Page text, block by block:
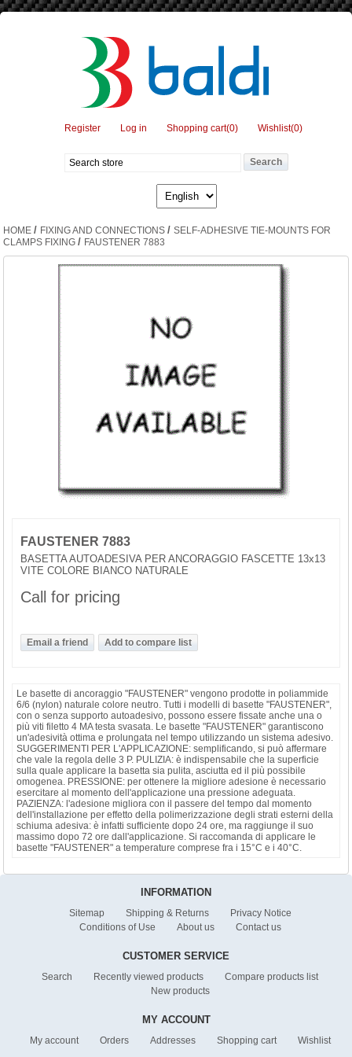
Register Log in Shopping cart(0) Wishlist(0)
HOME / FIXING AND CONNECTIONS / SELF-ADHESIVE TIE-MOUNTS FOR
CLAMPS FIXING / FAUSTENER 7883
FAUSTENER 7883
BASETTA AUTOADESIVA PER ANCORAGGIO FASCETTE 13x13
VITE COLORE BIANCO NATURALE
Call for pricing
Le basette di ancoraggio "FAUSTENER" vengono prodotte in poliammide
6/6 (nylon) naturale colore neutro. Tutti i modelli di basette "FAUSTENER",
con o senza supporto autoadesivo, possono essere fissate anche una o
più viti filetto 4 MA testa svasata. Le basette "FAUSTENER" garantiscono
un'adesività ottima e prolungata nel tempo utilizzando un sistema adesivo.
SUGGERIMENTI PER L'APPLICAZIONE: semplificando, si può affermare
che vale la regola delle 3 P. PULIZIA: è indispensabile che la superficie
sulla quale applicare la basetta sia pulita, asciutta ed il più possibile
omogenea. PRESSIONE: per ottenere la migliore adesione è necessario
esercitare al momento dell'applicazione una pressione adeguata.
PAZIENZA: l'adesione migliora con il passere del tempo dal momento
dell'installazione per effetto della polimerizzazione degli strati esterni della
schiuma adesiva: è infatti sufficiente dopo 24 ore, ma raggiunge il suo
massimo dopo 72 ore dall'applicazione. Si raccomanda di applicare le
basette "FAUSTENER" a temperature comprese fra i 15°C e i 40°C.
INFORMATION
Sitemap Shipping & Returns
Privacy Notice
Conditions of Use
About us Contact us
CUSTOMER SERVICE
Search Recently viewed products
Compare products list
New products
MY ACCOUNT
My account Orders Addresses Shopping cart Wishlist